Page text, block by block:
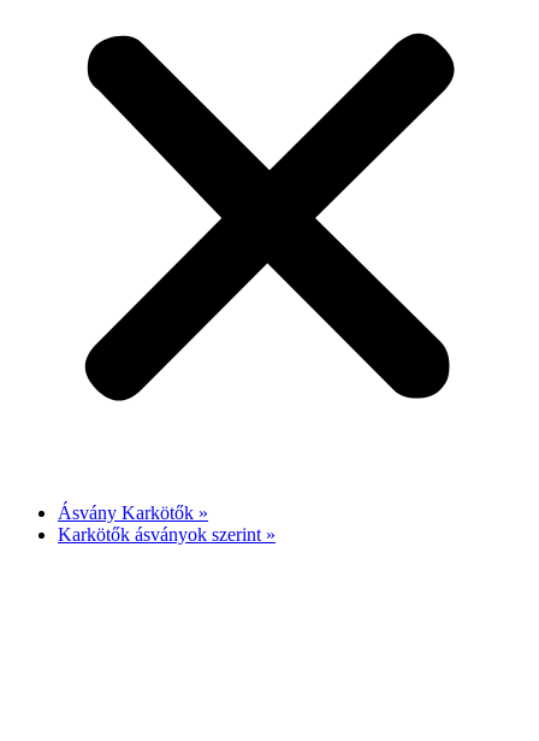
Ásvány Karkötők »
Karkötők ásványok szerint »